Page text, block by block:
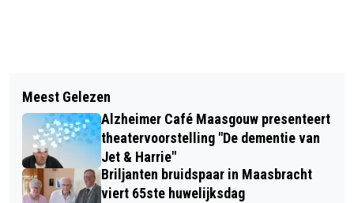
DIAMANTEN BRUIDSPAAR IN
MAASBRACHT VIERT 60STE
HUWELIJKSDAG
GA MEE OP ONTDEKKINGSTOCHT
NAAR VERBORGEN VIKINGZWAARDEN
EN LANGS IMPOSANTE SLUIZEN
Meest Gelezen
Alzheimer Café Maasgouw presenteert
theatervoorstelling "De dementie van
Jet & Harrie"
Briljanten bruidspaar in Maasbracht
viert 65ste huwelijksdag